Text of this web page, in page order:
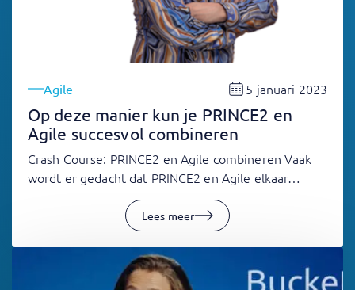
Agile 5 januari 2023
Op deze manier kun je PRINCE2 en
Agile succesvol combineren
Crash Course: PRINCE2 en Agile combineren Vaak
wordt er gedacht dat PRINCE2 en Agile elkaar…
Lees meer